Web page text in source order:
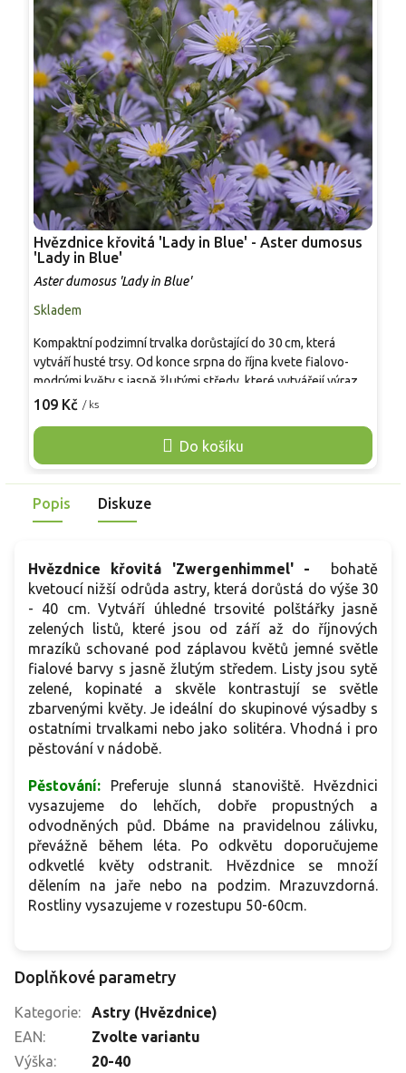
Hvězdnice křovitá 'Lady in Blue' - Aster dumosus
'Lady in Blue'
Aster dumosus 'Lady in Blue'
Skladem
109 Kč / ks
Do košíku
Kompaktní podzimní trvalka dorůstající do 30 cm, která
vytváří husté trsy. Od konce srpna do října kvete fialovo-
modrými květy s jasně žlutými středy, které vytvářejí výrazný
kontrast. Tmavě zelené kopinaté listy doplňují efekt květů.
vhodná do nádob na terasy a balkony, kde přináší podzimní
barevný akcent.
Popis Diskuze
Hvězdnice křovitá 'Zwergenhimmel' -
bohatě
kvetoucí nižší odrůda astry, která dorůstá do výše 30
- 40 cm. Vytváří úhledné trsovité polštářky jasně
zelených listů, které jsou od září až do říjnových
mrazíků schované pod záplavou květů jemné světle
fialové barvy s jasně žlutým středem. Listy jsou sytě
zelené, kopinaté a skvěle kontrastují se světle
zbarvenými květy. Je ideální do skupinové výsadby s
ostatními trvalkami nebo jako solitéra. Vhodná i pro
pěstování v nádobě.
Pěstování:
Preferuje slunná stanoviště. Hvězdnici
vysazujeme do lehčích, dobře propustných a
odvodněných půd. Dbáme na pravidelnou zálivku,
převážně během léta. Po odkvětu doporučujeme
odkvetlé květy odstranit. Hvězdnice se množí
dělením na jaře nebo na podzim. Mrazuvzdorná.
Rostliny vysazujeme v rozestupu 50-60cm.
Doplňkové parametry
Kategorie:
Astry (Hvězdnice)
EAN:
Zvolte variantu
Výška:
20-40